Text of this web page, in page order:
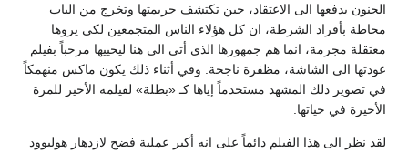
الجنون يدفعها الى الاعتقاد، حين تكتشف جريمتها وتخرج من الباب
محاطة بأفراد الشرطة، ان كل هؤلاء الناس المتجمعين لكي يروها
معتقلة مجرمة، انما هم جمهورها الذي أتى الى هنا ليحييها مرحباً بفيلم
عودتها الى الشاشة، مظفرة ناجحة. وفي أثناء ذلك يكون ماكس منهمكاً
في تصوير ذلك المشهد مستخدماً إياها كـ «بطلة» لفيلمه الأخير للمرة
الأخيرة في حياتها.
لقد نظر الى هذا الفيلم دائماً على انه أكبر عملية فضح لازدهار هوليوود